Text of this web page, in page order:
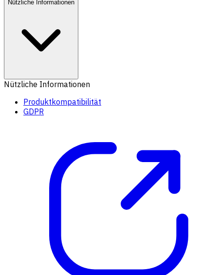
Nützliche Informationen
Nützliche Informationen
Produktkompatibilität
GDPR